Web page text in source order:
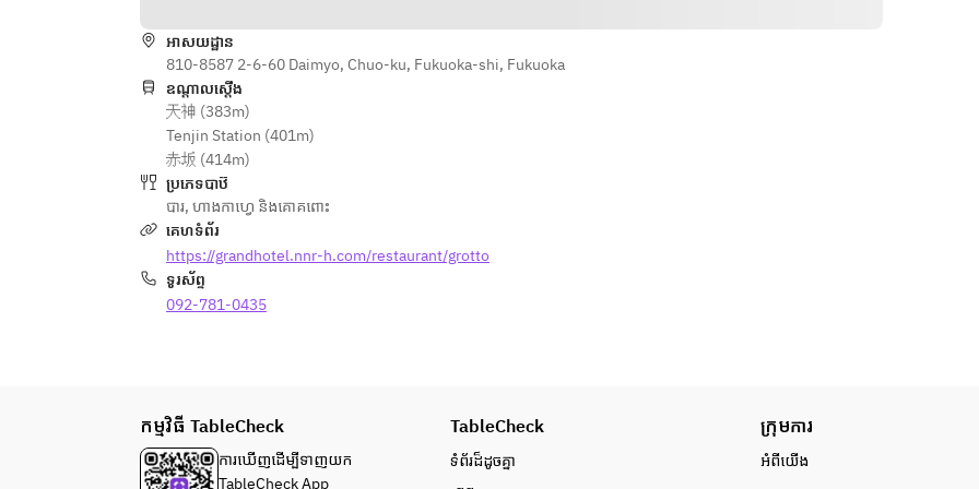
អាសយដ្ឋាន
810-8587 2-6-60 Daimyo, Chuo-ku, Fukuoka-shi, Fukuoka
ឧណ្ដាលស្ដើង
天神 (383m)
Tenjin Station (401m)
赤坂 (414m)
ប្រភេទបាឋ៊
បារ, ហាងកាហ្វេ និងគោគពោះ
គេហទំព័រ
https://grandhotel.nnr-h.com/restaurant/grotto
ទូរស័ព្ទ
092-781-0435
កម្មវិធី TableCheck
ការ​ឃើញដើម្បី​ទាញយក
TableCheck App
TableCheck
ទំព័រ​ដ៏ដូចគ្នា
ក្រុមការ
អំពី​យើង